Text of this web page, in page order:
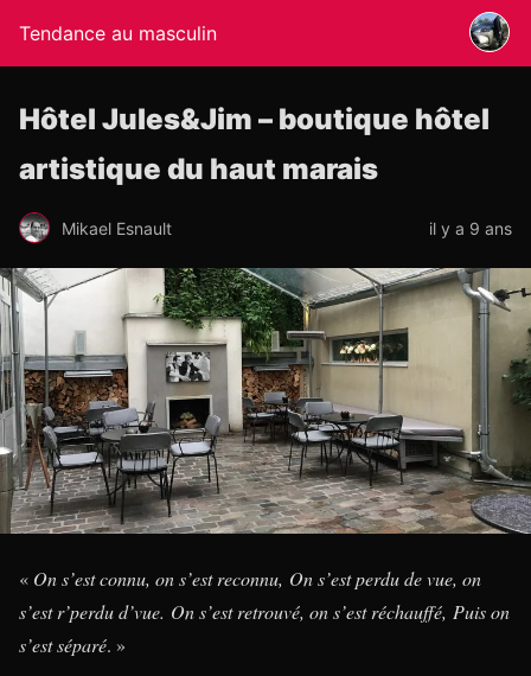
Tendance au masculin
Hôtel Jules&Jim – boutique hôtel
artistique du haut marais
Mikael Esnault il y a 9 ans
« On s’est connu, on s’est reconnu, On s’est perdu de vue, on
s’est r’perdu d’vue. On s’est retrouvé, on s’est réchauffé, Puis on
s’est séparé. »